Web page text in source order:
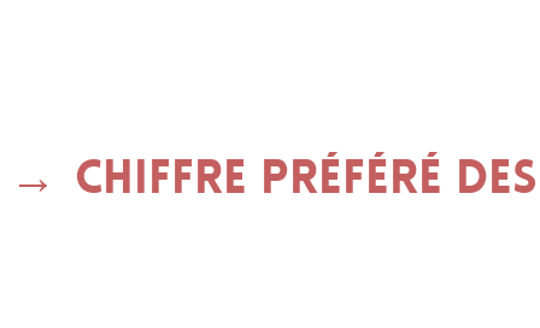
Chiffre préféré des